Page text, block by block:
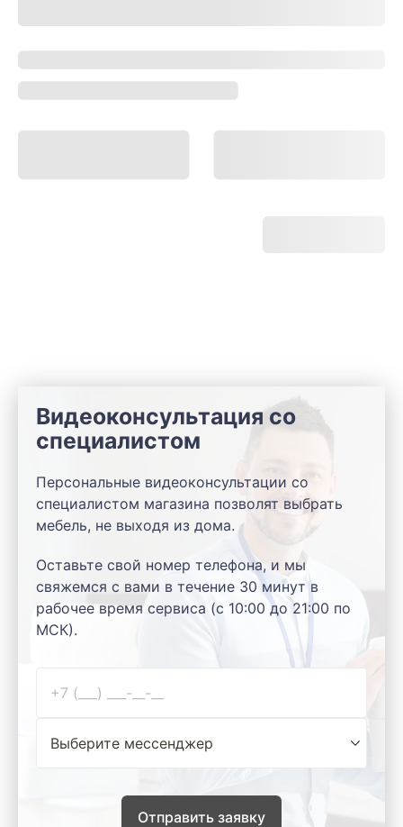
Видеоконсультация со
специалистом
Персональные видеоконсультации со
специалистом магазина позволят выбрать
мебель, не выходя из дома.
Оставьте свой номер телефона, и мы
свяжемся с вами в течение 30 минут в
рабочее время сервиса (с 10:00 до 21:00 по
МСК).
Отправить заявку